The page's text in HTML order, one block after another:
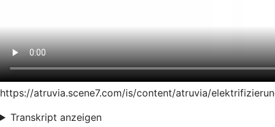
https://atruvia.scene7.com/is/content/atruvia/
Transkript anzeigen